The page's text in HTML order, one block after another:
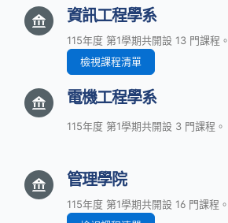
資訊工程學系
115年度 第1學期共開設 13 門課程。
檢視課程清單
電機工程學系
115年度 第1學期共開設 3 門課程。
管理學院
115年度 第1學期共開設 16 門課程。